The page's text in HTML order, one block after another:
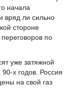
начала
вряд ли сильно
стороне
по
уже затяжной
90-х годов. Россия
на свой газ